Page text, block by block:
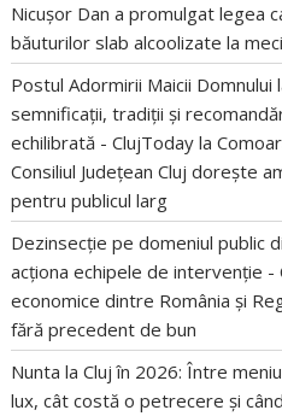
Nicușor Dan a promulgat legea
băuturilor slab alcoolizate la
Postul Adormirii Maicii Domnului
semnificații, tradiții și
echilibrată - ClujToday la
Consiliul Județean Cluj dorește
pentru publicul larg
Dezinsecție pe domeniul public
acționa echipele de intervenție -
economice dintre România și
fără precedent de bun
Nunta la Cluj în 2026: Între
lux, cât costă o petrecere și